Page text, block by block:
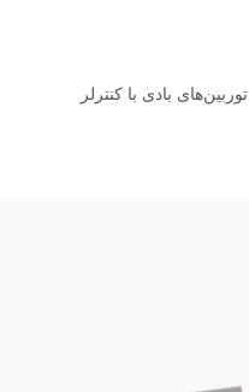
توربین‌های بادی با کنترلر